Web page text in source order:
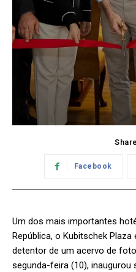
Facebook
Um dos mais importantes
República, o Kubitschek
detentor de um acervo de
segunda-feira (10), inaugurou